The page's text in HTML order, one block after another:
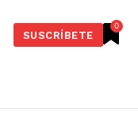
0
SUSCRÍBETE